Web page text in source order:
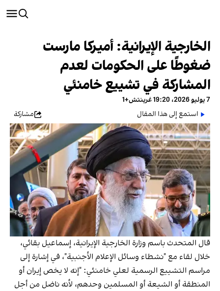
الخارجية الإيرانية: أميركا مارست
ضغوطًا على الحكومات لعدم
المشاركة في تشييع خامنئي
7 يوليو 2026، 19:20 غرينتش+1
استمع إلى هذا المقال
مشاركة
قال المتحدث باسم وزارة الخارجية الإيرانية، إسماعيل بقائي،
خلال لقاء مع "نشطاء وسائل الإعلام الأجنبية"، في إشارة إلى
مراسم التشييع الرسمية لعلي خامنئي: "إنه لا يخص إيران أو
المنطقة أو الشيعة أو المسلمين وحدهم، لأنه ناضل من أجل